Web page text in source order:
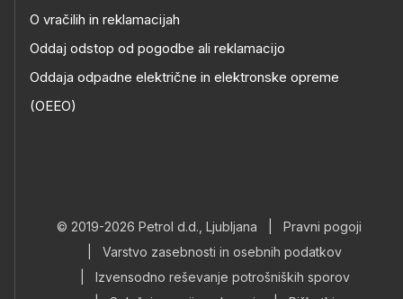
O vračilih in reklamacijah
Oddaj odstop od pogodbe ali reklamacijo
Oddaja odpadne električne in elektronske opreme
(OEEO)
© 2019-2026 Petrol d.d., Ljubljana
Pravni pogoji
Varstvo zasebnosti in osebnih podatkov
Izvensodno reševanje potrošniških sporov